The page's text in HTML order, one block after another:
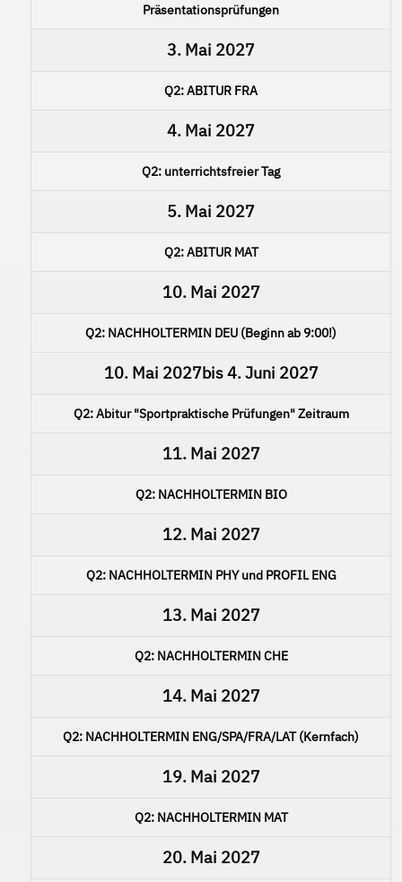
Präsentationsprüfungen
3. Mai 2027
Q2: ABITUR FRA
4. Mai 2027
Q2: unterrichtsfreier Tag
5. Mai 2027
Q2: ABITUR MAT
10. Mai 2027
Q2: NACHHOLTERMIN DEU (Beginn ab 9:00!)
10. Mai 2027bis4. Juni 2027
Q2: Abitur "Sportpraktische Prüfungen" Zeitraum
11. Mai 2027
Q2: NACHHOLTERMIN BIO
12. Mai 2027
Q2: NACHHOLTERMIN PHY und PROFIL ENG
13. Mai 2027
Q2: NACHHOLTERMIN CHE
14. Mai 2027
Q2: NACHHOLTERMIN ENG/SPA/FRA/LAT (Kernfach)
19. Mai 2027
Q2: NACHHOLTERMIN MAT
20. Mai 2027